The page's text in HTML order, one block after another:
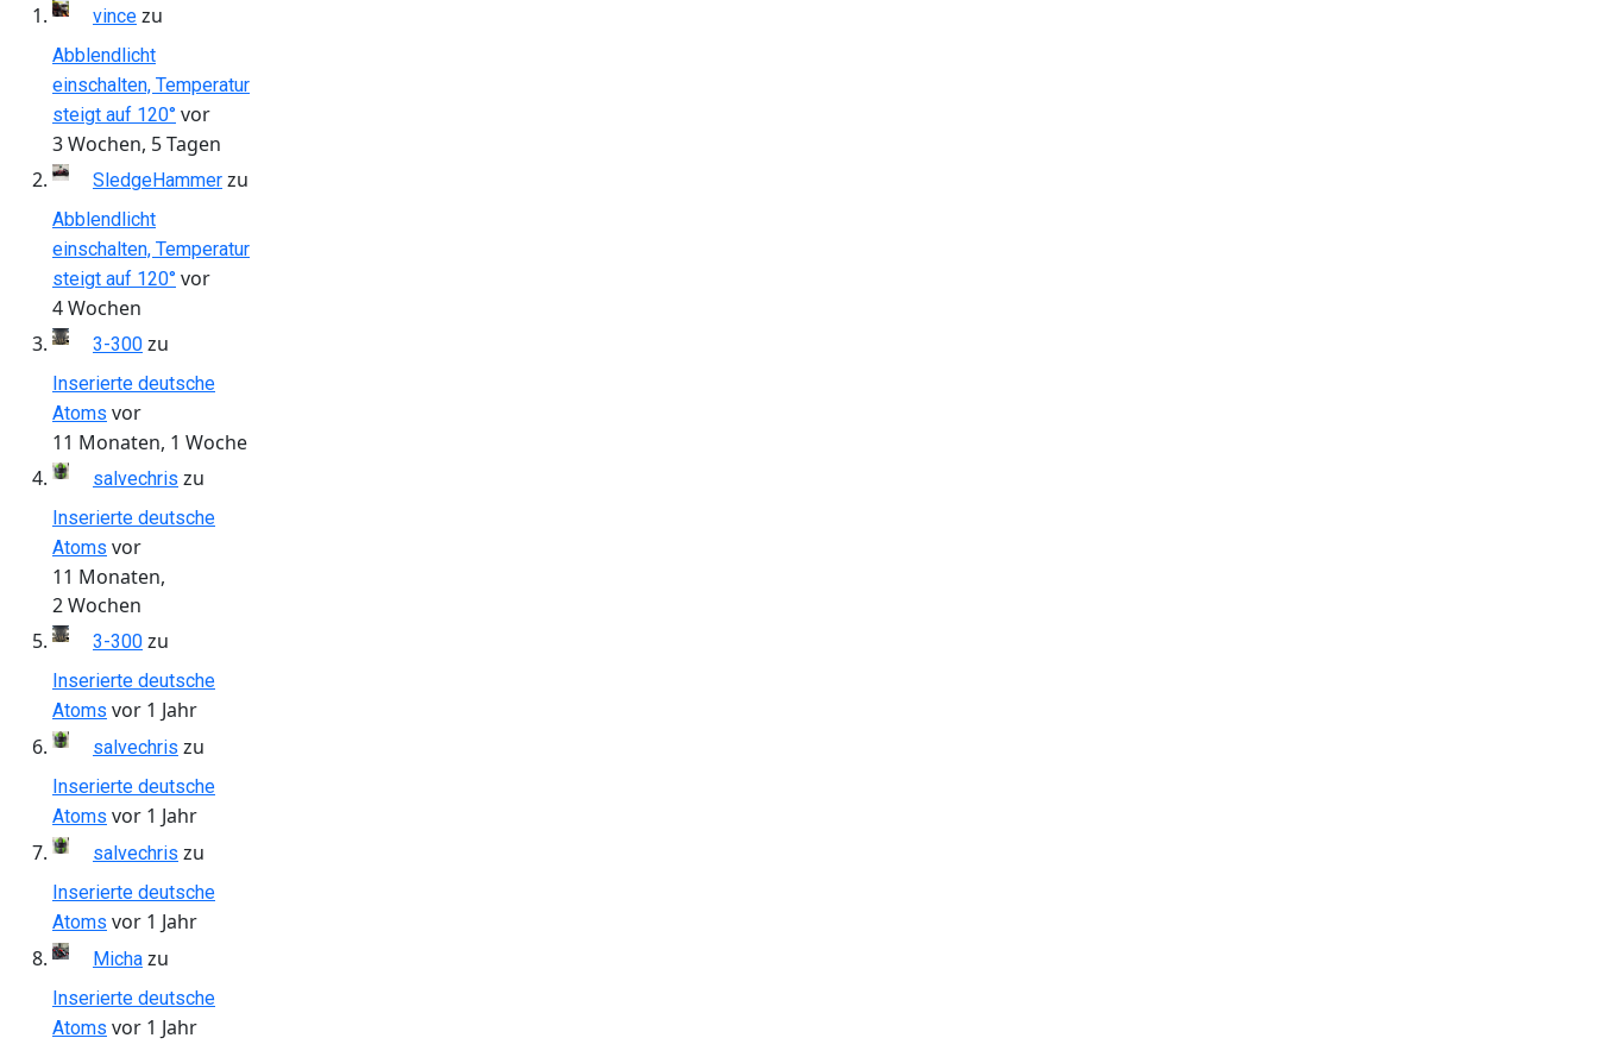
vince zu
Abblendlicht
einschalten, Temperatur
steigt auf 120° vor
3 Wochen, 5 Tagen
SledgeHammer zu
Abblendlicht
einschalten, Temperatur
steigt auf 120° vor
4 Wochen
3-300 zu
Inserierte deutsche
Atoms vor
11 Monaten, 1 Woche
salvechris zu
Inserierte deutsche
Atoms vor
11 Monaten,
2 Wochen
3-300 zu
Inserierte deutsche
Atoms vor 1 Jahr
salvechris zu
Inserierte deutsche
Atoms vor 1 Jahr
salvechris zu
Inserierte deutsche
Atoms vor 1 Jahr
Micha zu
Inserierte deutsche
Atoms vor 1 Jahr